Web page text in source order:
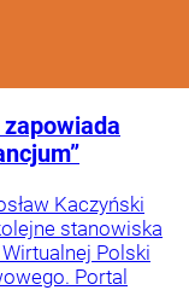
Kaczyński
stanowiska
Polski
Portal